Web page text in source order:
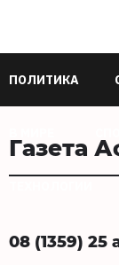
ПОЛИТИКА
Газета
08 (1359) 25